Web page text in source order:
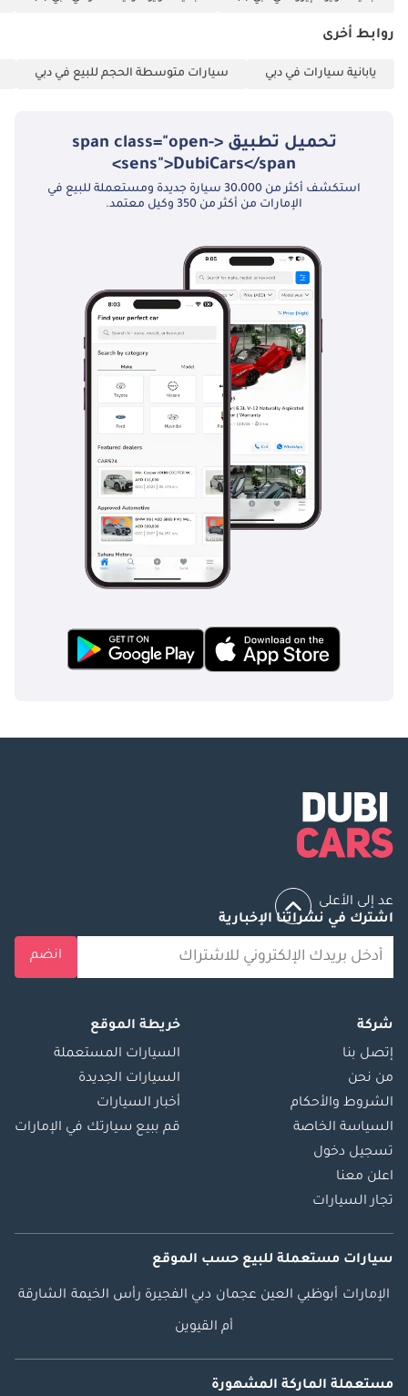
والتعرف على إشارات
مثبت السرعة التكيفي
السلامة الأخرى: ⦁
مراقبة النقطة
العمياء (BSM) ⦁ نظام
تحذير ضغط الإطارات
(TPWS) ⦁ كاميرا الرؤية
الإلكترونية (EPB) مع
التثبيت التلقائي. ⦁
نظام منع الحركة /
نظام مضاد للسرقة.
روابط أخرى
يابانية سيارات في دبي سيارات متوسطة الحجم للبيع في دبي
تحميل تطبيق <span class="open-
sens">DubiCars</span>
استكشف أكثر من 30،000 سيارة جديدة ومستعملة للبيع في
الإمارات من أكثر من 350 وكيل معتمد.
عد إلى الأعلى
اشترك في نشراتنا الإخبارية
انضم
شركة
إتصل بنا
من نحن
الشروط والأحكام
السياسة الخاصة
تسجيل دخول
اعلن معنا
تجار السيارات
خريطة الموقع
السيارات المستعملة
السيارات الجديدة
أخبار السيارات
قم ببيع سيارتك في الإمارات
سيارات مستعملة للبيع حسب الموقع
الإمارات أبوظبي العين عجمان دبي الفجيرة رأس الخيمة الشارقة
أم القيوين
مستعملة الماركة المشهورة